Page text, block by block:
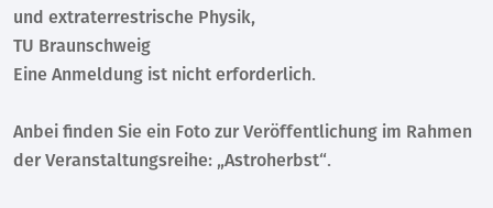
und extraterrestrische Physik,
TU Braunschweig
Eine Anmeldung ist nicht erforderlich.
Anbei finden Sie ein Foto zur Veröffentlichung im Rahmen
der Veranstaltungsreihe: „Astroherbst“.